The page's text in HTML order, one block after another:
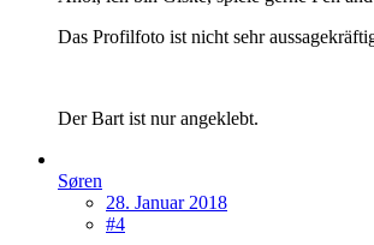
Das Profilfoto ist nicht sehr
Der Bart ist nur angeklebt.
Søren
28. Januar 2018
#4